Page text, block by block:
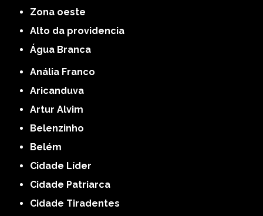
Zona oeste
alto da providencia
Água Branca
Anália Franco
Aricanduva
Artur Alvim
Belenzinho
Belém
Cidade Líder
Cidade Patriarca
Cidade Tiradentes